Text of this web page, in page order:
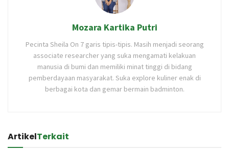
Mozara Kartika Putri
Pecinta Sheila On 7 garis tipis-tipis. Masih menjadi seorang
associate researcher yang suka mengamati kelakuan
manusia di bumi dan memiliki minat tinggi di bidang
pemberdayaan masyarakat. Suka explore kuliner enak di
berbagai kota dan gemar bermain badminton.
ArtikelTerkait